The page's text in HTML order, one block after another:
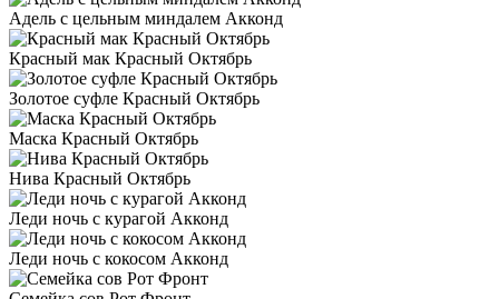
Адель с цельным миндалем Акконд
Красный мак Красный Октябрь
Золотое суфле Красный Октябрь
Маска Красный Октябрь
Нива Красный Октябрь
Леди ночь с курагой Акконд
Леди ночь с кокосом Акконд